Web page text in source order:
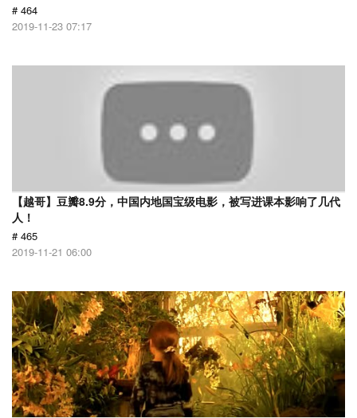
# 464
2019-11-23 07:17
【越哥】豆瓣8.9分，中国内地国宝级电影，被写进课本影响了几代
人！
# 465
2019-11-21 06:00